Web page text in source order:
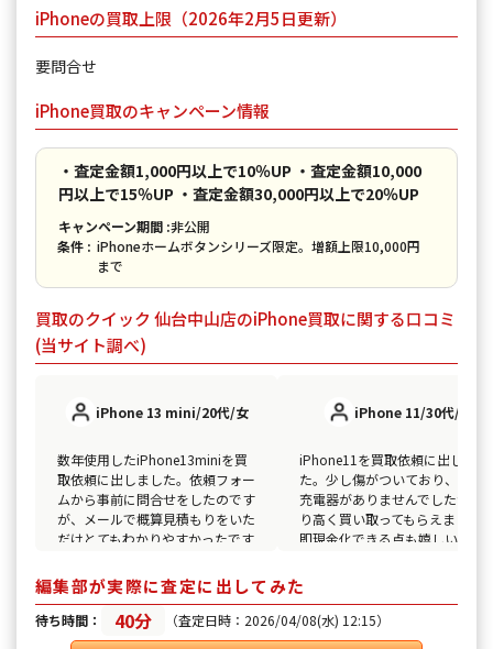
iPhoneの買取上限（2026年2月5日更新）
要問合せ
iPhone買取のキャンペーン情報
・査定金額1,000円以上で10％UP ・査定金額10,000
円以上で15％UP ・査定金額30,000円以上で20％UP
キャンペーン期間 :非公開
条件 : iPhoneホームボタンシリーズ限定。増額上限10,000円
まで
買取のクイック 仙台中山店のiPhone買取に関する口コミ
(当サイト調べ)
iPhone 13 mini/20代/女
数年使用したiPhone13miniを買
取依頼に出しました。依頼フォー
ムから事前に問合せをしたのです
が、メールで概算見積もりをいた
だけとてもわかりやすかったです
iPhone 11/30代/男
iPhone11を買取依頼に出しまし
た。少し傷がついており、付属
充電器がありませんでしたがか
り高く買い取ってもらえました
即現金化できる点も嬉しいです
編集部が実際に査定に出してみた
待ち時間： 40分 （査定日時：2026/04/08(水) 12:15）